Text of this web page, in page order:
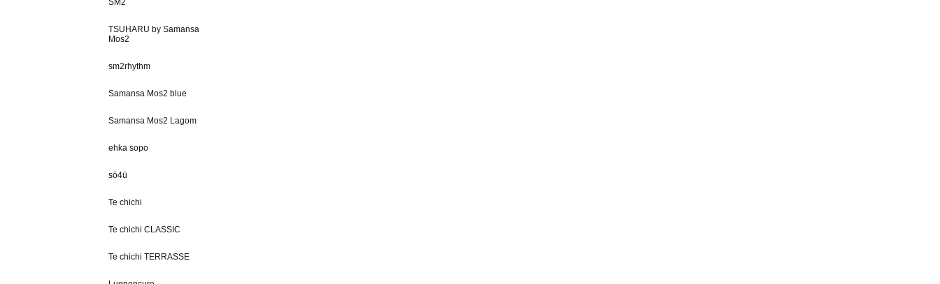
SM2
TSUHARU by Samansa
Mos2
sm2rhythm
Samansa Mos2 blue
Samansa Mos2 Lagom
ehka sopo
sō4ū
Te chichi
Te chichi CLASSIC
Te chichi TERRASSE